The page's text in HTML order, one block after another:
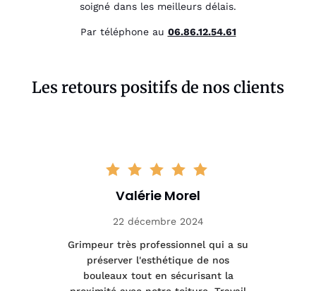
soigné dans les meilleurs délais.
Par téléphone au 06.86.12.54.61
Les retours positifs de nos clients
Valérie Morel
22 décembre 2024
Grimpeur très professionnel qui a su
préserver l'esthétique de nos
bouleaux tout en sécurisant la